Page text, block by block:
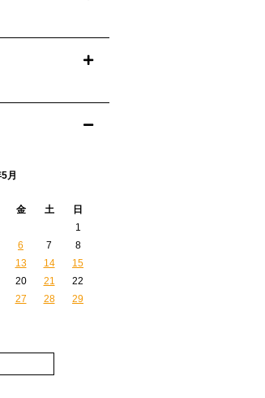
月
金 土
日
1
6 7
8
13 14
15
20 21
22
27 28
29